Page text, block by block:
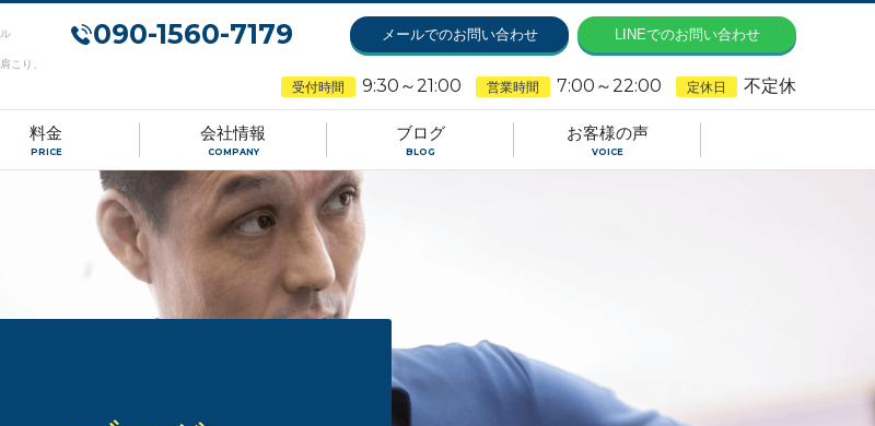
こり、
090-1560-7179 メールでのお問い合わせ LINEでのお問い合わせ
受付時間 9:30～21:00 営業時間 7:00～22:00 定休日 不定休
料金
PRICE
会社情報
COMPANY
ブログ
BLOG
お客様の声
VOICE